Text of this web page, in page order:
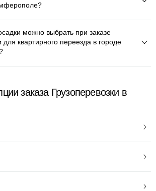
можно выбрать при заказе
для квартирного переезда в городе
заказа Грузоперевозки в